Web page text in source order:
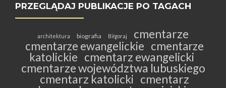
PRZEGLĄDAJ PUBLIKACJE PO TAGACH
architektura biografia Biłgoraj
cmentarze
cmentarze ewangelickie cmentarze
katolickie cmentarz ewangelicki
cmentarze województwa lubuskiego
cmentarz katolicki cmentarz